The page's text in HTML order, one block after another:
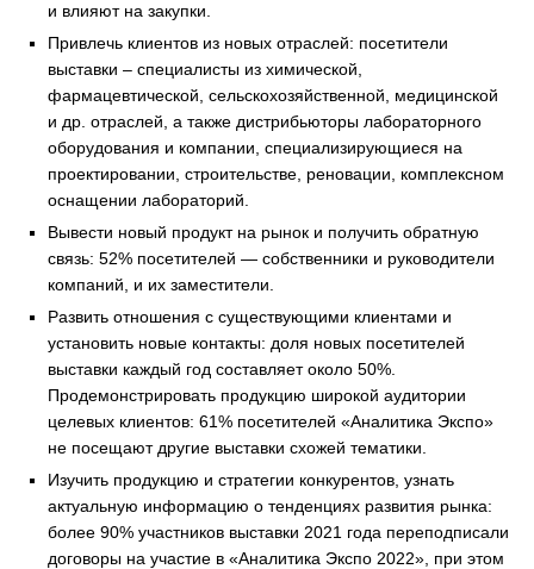
и влияют на закупки.
Привлечь клиентов из новых отраслей: посетители
выставки – специалисты из химической,
фармацевтической, сельскохозяйственной, медицинской
и др. отраслей, а также дистрибьюторы лабораторного
оборудования и компании, специализирующиеся на
проектировании, строительстве, реновации, комплексном
оснащении лабораторий.
Вывести новый продукт на рынок и получить обратную
связь: 52% посетителей — собственники и руководители
компаний, и их заместители.
Развить отношения с существующими клиентами и
установить новые контакты: доля новых посетителей
выставки каждый год составляет около 50%.
Продемонстрировать продукцию широкой аудитории
целевых клиентов: 61% посетителей «Аналитика Экспо»
не посещают другие выставки схожей тематики.
Изучить продукцию и стратегии конкурентов, узнать
актуальную информацию о тенденциях развития рынка:
более 90% участников выставки 2021 года переподписали
договоры на участие в «Аналитика Экспо 2022», при этом